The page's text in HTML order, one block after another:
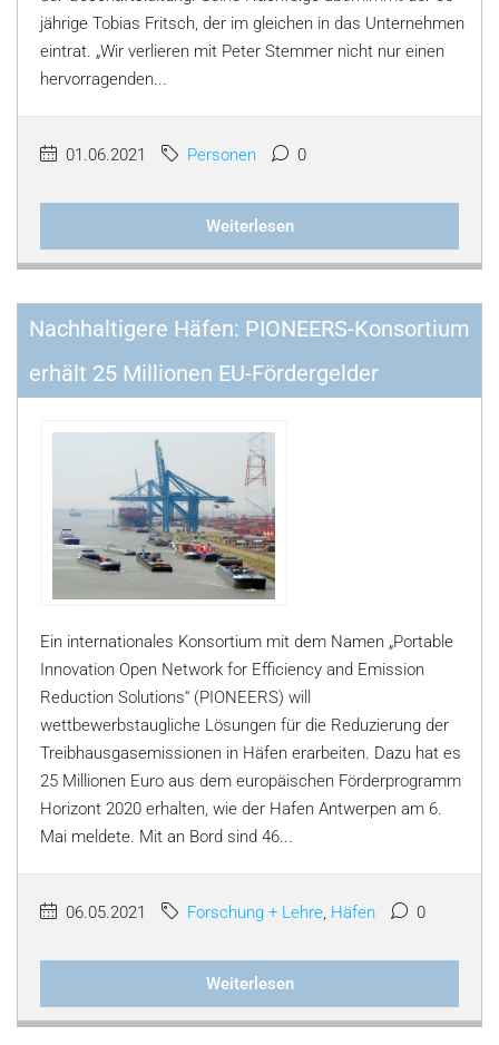
jährige Tobias Fritsch, der im gleichen in das Unternehmen
eintrat. „Wir verlieren mit Peter Stemmer nicht nur einen
hervorragenden...
01.06.2021 Personen 0
Weiterlesen
Nachhaltigere Häfen: PIONEERS-Konsortium
erhält 25 Millionen EU-Fördergelder
Ein internationales Konsortium mit dem Namen „Portable
Innovation Open Network for Efficiency and Emission
Reduction Solutions“ (PIONEERS) will
wettbewerbstaugliche Lösungen für die Reduzierung der
Treibhausgasemissionen in Häfen erarbeiten. Dazu hat es
25 Millionen Euro aus dem europäischen Förderprogramm
Horizont 2020 erhalten, wie der Hafen Antwerpen am 6.
Mai meldete. Mit an Bord sind 46...
06.05.2021 Forschung + Lehre, Häfen 0
Weiterlesen